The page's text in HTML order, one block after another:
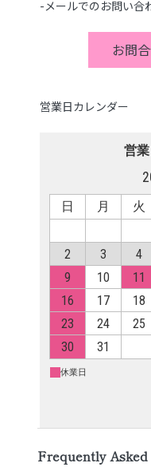
-メールでのお問い合
お問
営業日カレンダー
Frequently Asked